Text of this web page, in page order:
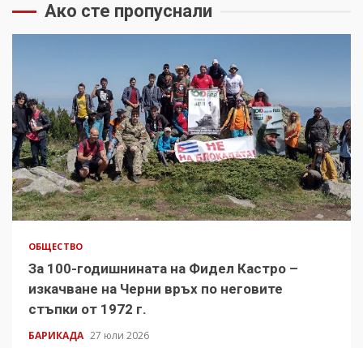
Ако сте пропуснали
ОБЩЕСТВО
За 100-годишнината на Фидел Кастро –
изкачване на Черни връх по неговите
стъпки от 1972 г.
БАРИКАДА 27 юли 2026